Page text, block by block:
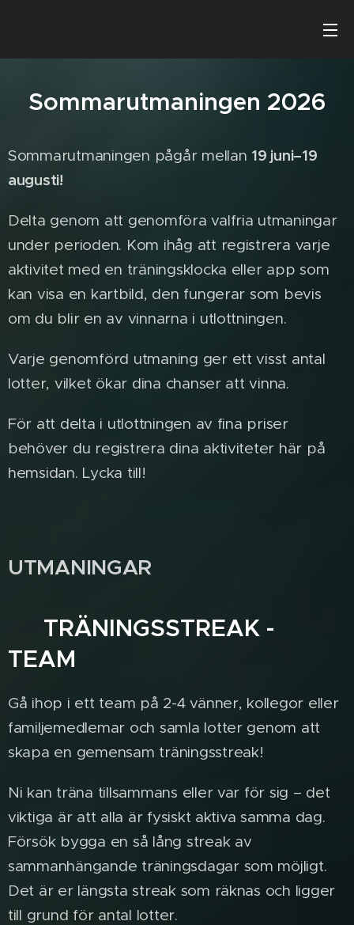
Sommarutmaningen 2026
Sommarutmaningen pågår mellan 19 juni–19
augusti!
Delta genom att genomföra valfria utmaningar
under perioden. Kom ihåg att registrera varje
aktivitet med en träningsklocka eller app som
kan visa en kartbild, den fungerar som bevis
om du blir en av vinnarna i utlottningen.
Varje genomförd utmaning ger ett visst antal
lotter, vilket ökar dina chanser att vinna.
För att delta i utlottningen av fina priser
behöver du registrera dina aktiviteter här på
hemsidan. Lycka till!
UTMANINGAR
✨ TRÄNINGSSTREAK -
TEAM
Gå ihop i ett team på 2-4 vänner, kollegor eller
familjemedlemar och samla lotter genom att
skapa en gemensam träningsstreak!
Ni kan träna tillsammans eller var för sig – det
viktiga är att alla är fysiskt aktiva samma dag.
Försök bygga en så lång streak av
sammanhängande träningsdagar som möjligt.
Det är er längsta streak som räknas och ligger
till grund för antal lotter.